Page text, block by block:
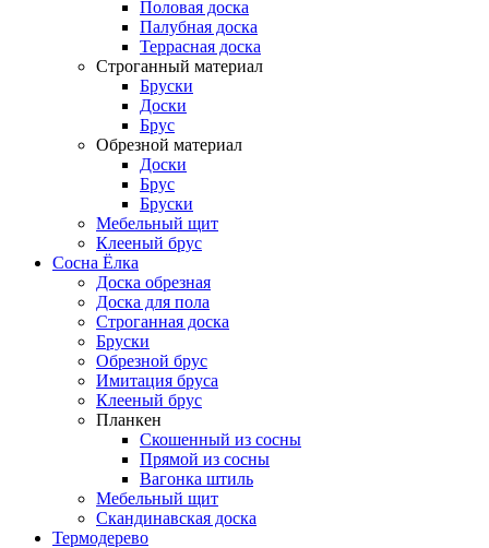
Половая доска
Палубная доска
Террасная доска
Строганный материал
Бруски
Доски
Брус
Обрезной материал
Доски
Брус
Бруски
Мебельный щит
Клееный брус
Сосна Ёлка
Доска обрезная
Доска для пола
Строганная доска
Бруски
Обрезной брус
Имитация бруса
Клееный брус
Планкен
Скошенный из сосны
Прямой из сосны
Вагонка штиль
Мебельный щит
Скандинавская доска
Термодерево